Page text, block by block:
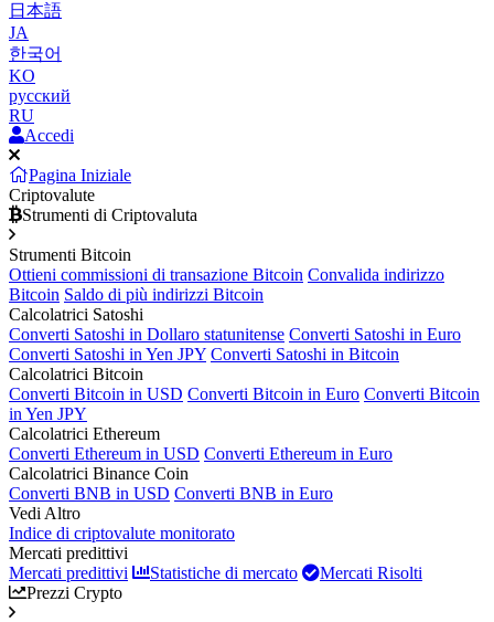
日本語
JA
한국어
KO
русский
RU
Accedi
Pagina Iniziale
Criptovalute
Strumenti di Criptovaluta
Strumenti Bitcoin
Ottieni commissioni di transazione Bitcoin Convalida indirizzo
Bitcoin Saldo di più indirizzi Bitcoin
Calcolatrici Satoshi
Converti Satoshi in Dollaro statunitense Converti Satoshi in Euro
Converti Satoshi in Yen JPY Converti Satoshi in Bitcoin
Calcolatrici Bitcoin
Converti Bitcoin in USD Converti Bitcoin in Euro Converti Bitcoin
in Yen JPY
Calcolatrici Ethereum
Converti Ethereum in USD Converti Ethereum in Euro
Calcolatrici Binance Coin
Converti BNB in USD Converti BNB in Euro
Vedi Altro
Indice di criptovalute monitorato
Mercati predittivi
Mercati predittivi
Statistiche di mercato
Mercati Risolti
Prezzi Crypto